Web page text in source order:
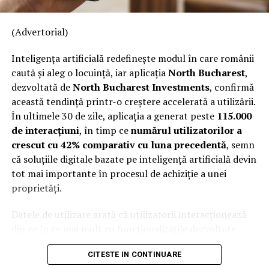
NU RATATI
de nișă.
Colecția a fost dezvoltată în colaborare cu Givaudan și
parfumerie. În cadrul unui proiect unic, aceștia au
primit aceeași provocare: să creeze fără reguli, fără
constrângeri comerciale și fără limitări de cost.
Rezultatul este o colecție de parfumuri moderne,
construite în jurul creativității și al ingredientelor
premium.
Pentru cei care vor să descopere mai mult decât
parfumul din sticlă, Oriflame a lansat și o seriede
episoade disponibile pe YouTube
ingredientelor până la competiția dintre parfumieri.
Ce parfum alegi vara?Nu există un răspuns universal.
Dacă îți plac parfumurile proaspete, citrice și energice,
(Advertorial)
Inteligența artificială redefinește modul în care românii
caută și aleg o locuință, iar aplicațiaNorth Bucharest,
dezvoltată deNorth Bucharest Investments, confirmă
această tendință printr-o creștere accelerată a utilizării.
În ultimele 30 de zile, aplicația a generat peste 115.000
de interacțiuni, în timp cenumărul utilizatorilor a
crescut cu 42% comparativ cu luna precedentă, semn
că soluțiile digitale bazate pe inteligență artificială devin
tot mai importante în procesul de achiziție a unei
proprietăți.
Datele de utilizare arată că utilizatorii interacționează
pentru a simplifica procesul de căutare. În ultima lună
au fost înregistrate peste45.000 de swipe-uri
CITESTE IN CONTINUARE